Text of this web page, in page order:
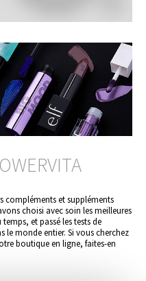
compléments et suppléments
choisi avec soin les meilleures
et passé les tests de
monde entier. Si vous cherchez
boutique en ligne, faites-en